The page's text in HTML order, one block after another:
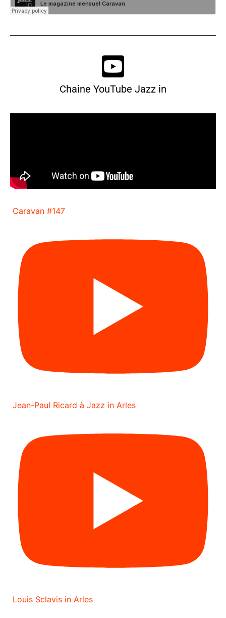
Chaine YouTube Jazz in
Caravan #147
Jean-Paul Ricard à Jazz in Arles
Louis Sclavis in Arles